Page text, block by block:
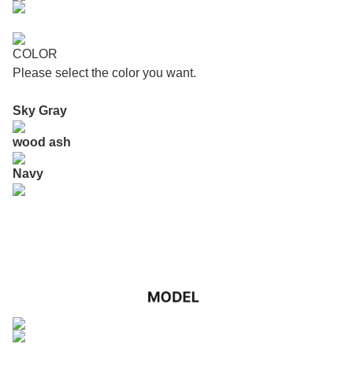
COLOR
Please select the color you want.
Sky Gray
wood ash
Navy